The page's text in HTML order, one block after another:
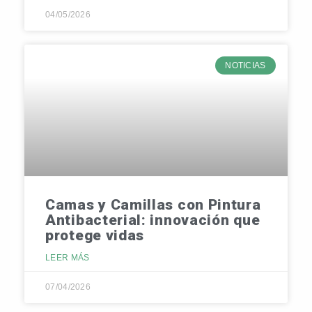
04/05/2026
NOTICIAS
Camas y Camillas con Pintura
Antibacterial: innovación que
protege vidas
LEER MÁS
07/04/2026